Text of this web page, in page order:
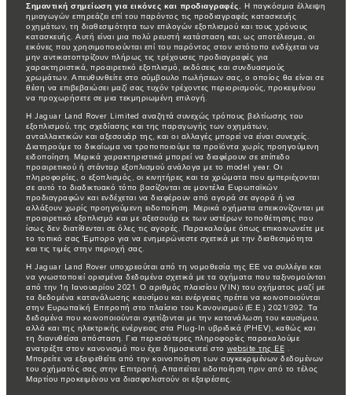
Σημαντική σημείωση για εικόνες και προδιαγραφές. Η παγκόσμια έλλειψη
ημιαγωγών επηρεάζει επί του παρόντος τις προδιαγραφές κατασκευής
οχημάτων, τη διαθεσιμότητα των επιλογών εξοπλισμού και τους χρόνους
κατασκευής. Αυτή είναι μια πολύ ρευστή κατάσταση και, ως αποτέλεσμα, οι
εικόνες που χρησιμοποιούνται επί του παρόντος στον ιστότοπο ενδέχεται να
μην αντικατοπτρίζουν πλήρως τις τρέχουσες προδιαγραφές για
χαρακτηριστικά, προαιρετικό εξοπλισμό, εκδόσεις και συνδυασμούς
χρωμάτων. Απευθυνθείτε στο σύμβουλο πωλήσεων σας, ο οποίος θα είναι σε
θέση να επιβεβαιώσει μαζί σας τυχόν τρέχοντες περιορισμούς, προκειμένου
να προχωρήσετε σε μια τεκμηριωμένη επιλογή.
Η Jaguar Land Rover Limited αναζητά συνεχώς τρόπους βελτίωσης του
εξοπλισμού, της σχεδίασης και της παραγωγής των οχημάτων,
ανταλλακτικών και αξεσουάρ της, και οι αλλαγές μπορεί να είναι συνεχείς.
Διατηρούμε το δικαίωμα να τροποποιούμε τα προϊόντα χωρίς προηγούμενη
ειδοποίηση. Μερικά χαρακτηριστικά μπορεί να διαφέρουν σε επίπεδο
προαιρετικού ή στάνταρ εξοπλισμού ανάλογα με το model year. Οι
πληροφορίες, ο εξοπλισμός, οι κινητήρες και τα χρώματα που εμπεριέχονται
σε αυτό το διαδικτυακό τόπο βασίζονται σε μοντέλα Ευρωπαϊκών
προδιαγραφών και ενδέχεται να διαφέρουν από αγορά σε αγορά ή να
αλλάξουν χωρίς προηγούμενη ειδοποίηση. Μερικά οχήματα απεικονίζονται με
προαιρετικό εξοπλισμό και με αξεσουάρ εκ των υστέρων τοποθέτησης που
ίσως δεν διατίθενται σε όλες τις αγορές. Παρακαλούμε όπως επικοινωνείτε με
το τοπικό σας Έμπορο για να ενημερώνεστε σχετικά με την διαθεσιμότητα
και τις τιμές στην περιοχή σας.
Η Jaguar Land Rover υποχρεούται από τη νομοθεσία της ΕΕ να συλλέγει και
να γνωστοποιεί ορισμένα δεδομένα σχετικά με τα οχήματα που ταξινομούνται
από την 1η Ιανουαρίου 2021. Ο αριθμός πλαισίου (VIN) του οχήματος μαζί με
τα δεδομένα κατανάλωσης καυσίμου και ενέργειας πρέπει να κοινοποιούνται
στην Ευρωπαϊκή Επιτροπή στο πλαίσιο του Κανονισμού (Ε.Ε.) 2021/392. Τα
δεδομένα που κοινοποιούνται σχετίζονται με την κατανάλωση του καυσίμου,
αλλά και της ηλεκτρικής ενέργειας στα Plug-In υβριδικά (PHEV), καθώς και
τη διανυθείσα απόσταση. Για περισσότερες πληροφορίες παρακαλούμε
ανατρέξτε στον κανονισμό που έχει δημοσιευτεί στο website της EE .
Μπορείτε να εξαιρεθείτε από την κοινοποίηση των συγκεκριμένων δεδομένων
του οχήματός σας στην Επιτροπή. Απαιτείται ειδοποίηση πριν από το τέλος
Μαρτίου προκειμένου να διασφαλιστούν οι εξαιρέσεις.